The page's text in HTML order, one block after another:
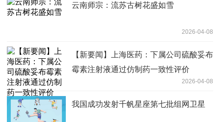
云南师宗：流苏古树花盛如雪
2026-04-08
【新要闻】上海医药：下属公司硫酸妥布
霉素注射液通过仿制药一致性评价
2026-04-08
我国成功发射千帆星座第七批组网卫星